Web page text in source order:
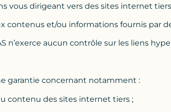
vous dirigeant vers des sites internet
contenus et/ou informations fournis par
n’exerce aucun contrôle sur les liens
garantie concernant notamment :
contenu des sites internet tiers ;